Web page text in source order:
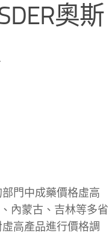
奧斯
門中成藥價格虛高
內蒙古、吉林等多省
高產品進行價格調